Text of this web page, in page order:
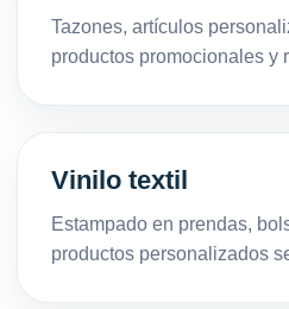
Tazones, artículos
productos promocionales y
Vinilo textil
Estampado en prendas,
productos personalizados